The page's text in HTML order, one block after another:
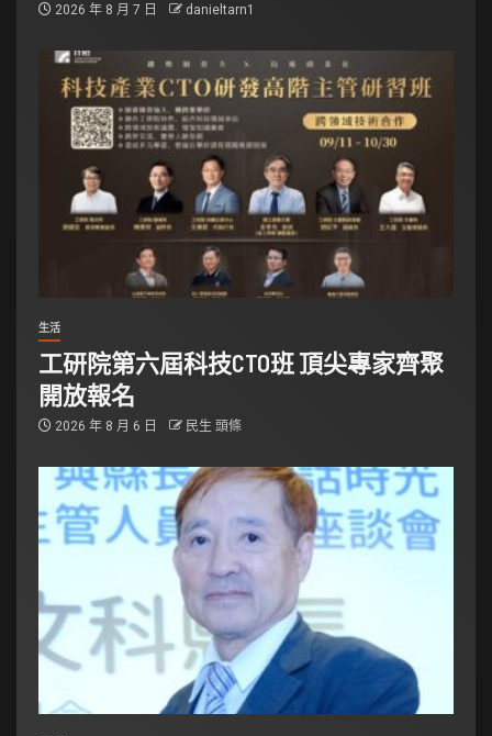
2026 年 8 月 7 日 danieltarn1
生活
工研院第六屆科技CTO班 頂尖專家齊聚
開放報名
2026 年 8 月 6 日 民生 頭條